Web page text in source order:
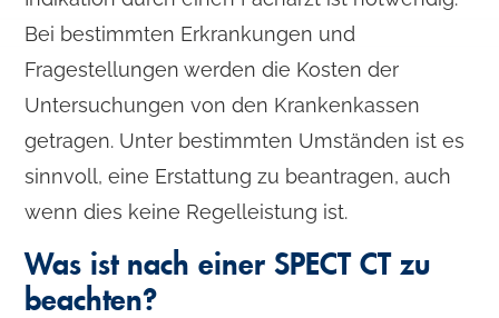
Bei bestimmten Erkrankungen und
Fragestellungen werden die Kosten der
Untersuchungen von den Krankenkassen
getragen. Unter bestimmten Umständen ist es
sinnvoll, eine Erstattung zu beantragen, auch
wenn dies keine Regelleistung ist.
Was ist nach einer SPECT CT zu
beachten?